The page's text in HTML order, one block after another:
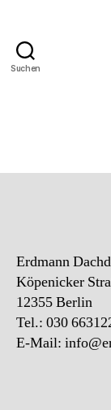
Suchen
Erdmann
Köpenicker
12355 Berlin
Tel.: 030
E-Mail: